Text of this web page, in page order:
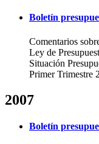
Boletín
Comentarios
Ley de
Situación
Primer Trimestre
2007
Boletín